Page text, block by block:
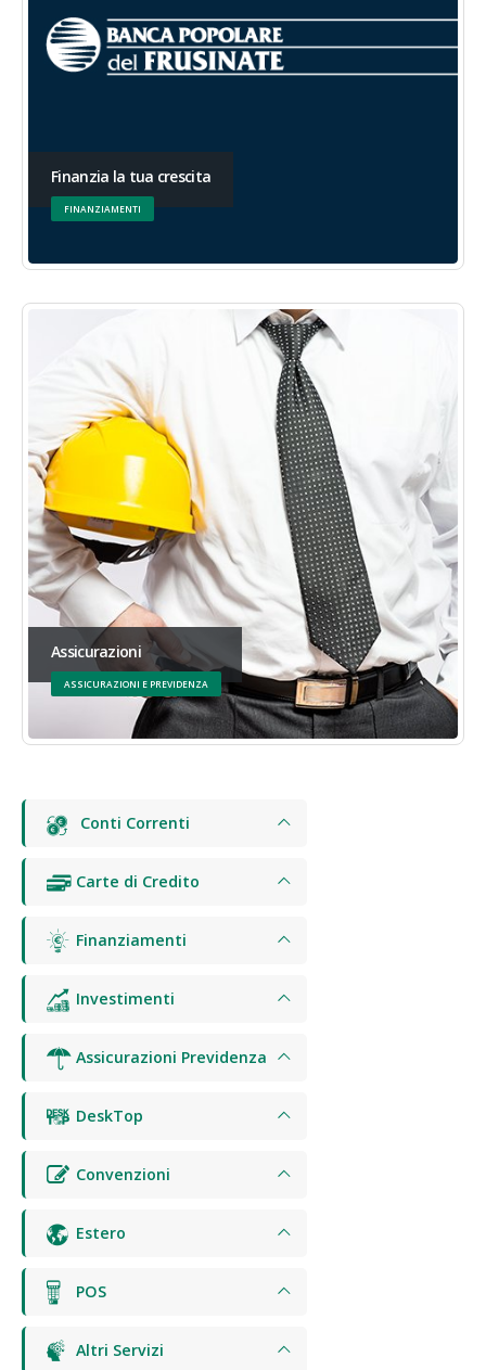
Finanzia la tua crescita
FINANZIAMENTI
Assicurazioni
ASSICURAZIONI E PREVIDENZA
Conti Correnti
Carte di Credito
Finanziamenti
Investimenti
Assicurazioni Previdenza
DeskTop
Convenzioni
Estero
POS
Altri Servizi